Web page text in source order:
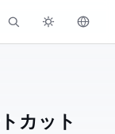
トカット